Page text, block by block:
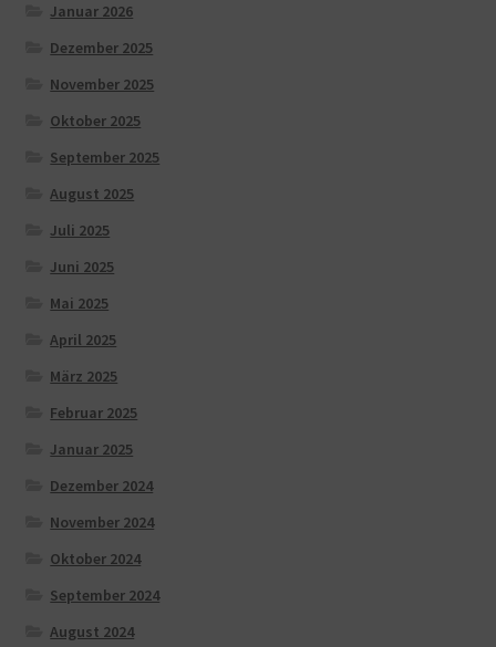
Januar 2026
Dezember 2025
November 2025
Oktober 2025
September 2025
August 2025
Juli 2025
Juni 2025
Mai 2025
April 2025
März 2025
Februar 2025
Januar 2025
Dezember 2024
November 2024
Oktober 2024
September 2024
August 2024